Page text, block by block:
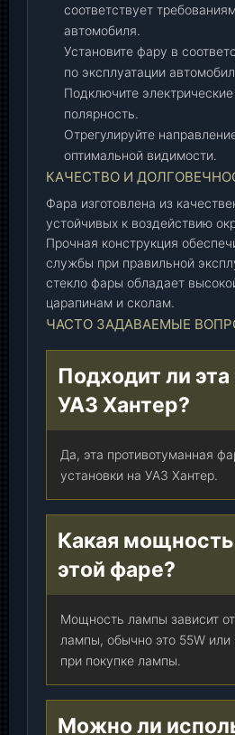
соответствует
автомобиля.
Установите фару в
по эксплуатации
Подключите
полярность.
Отрегулируйте
оптимальной видимости.
КАЧЕСТВО И
Фара изготовлена из
устойчивых к воздействию
Прочная конструкция
службы при правильной
стекло фары обладает
царапинам и сколам.
ЧАСТО ЗАДАВАЕМЫЕ
Подходит ли
УАЗ Хантер?
Да, эта противотуманная
установки на УАЗ Хантер.
Какая
этой фаре?
Мощность лампы зависит
лампы, обычно это 55W или
при покупке лампы.
Можно ли